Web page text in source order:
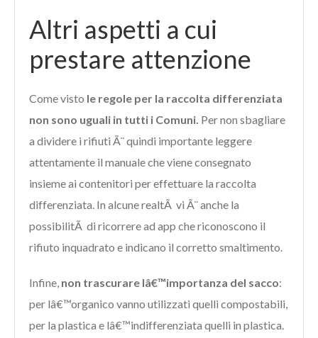
Altri aspetti a cui
prestare attenzione
Come visto le regole per la raccolta differenziata
non sono uguali in tutti i Comuni. Per non sbagliare
a dividere i rifiuti Ã¨ quindi importante leggere
attentamente il manuale che viene consegnato
insieme ai contenitori per effettuare la raccolta
differenziata. In alcune realtÃ vi Ã¨ anche la
possibilitÃ di ricorrere ad app che riconoscono il
rifiuto inquadrato e indicano il corretto smaltimento.
Infine, non trascurare lâ€™importanza del sacco:
per lâ€™organico vanno utilizzati quelli compostabili,
per la plastica e lâ€™indifferenziata quelli in plastica.